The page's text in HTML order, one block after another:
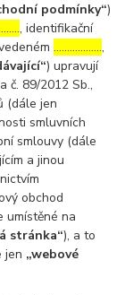
podmínky“)
, identifikační
………………,
) upravují
č. 89/2012 Sb.,
(dále jen
smluvních
smlouvy (dále
a jinou
obchod
umístěné na
stránka“), a to
jen „webové